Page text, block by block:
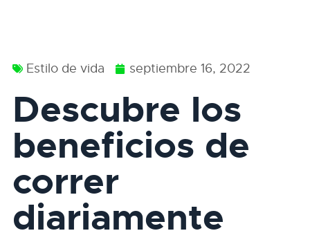
Estilo de vida septiembre 16, 2022
Descubre los
beneficios de
correr
diariamente